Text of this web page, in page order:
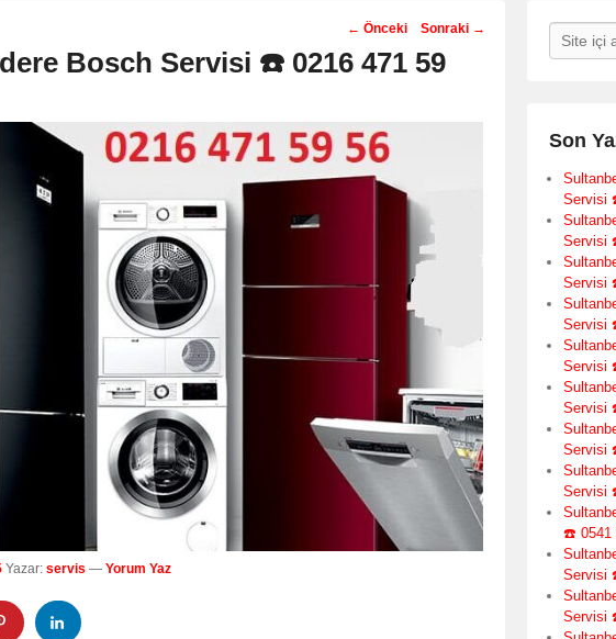
Post
navigation
← Önceki Sonraki →
Bosch Servisi ☎️ 0216 471 59
Yazar: servis — Yorum Yaz
Search
Son
Servisi
Servisi
Servisi
Servisi
Servisi
Servisi
Servisi
Servisi
☎️ 0541
Servisi
Servisi